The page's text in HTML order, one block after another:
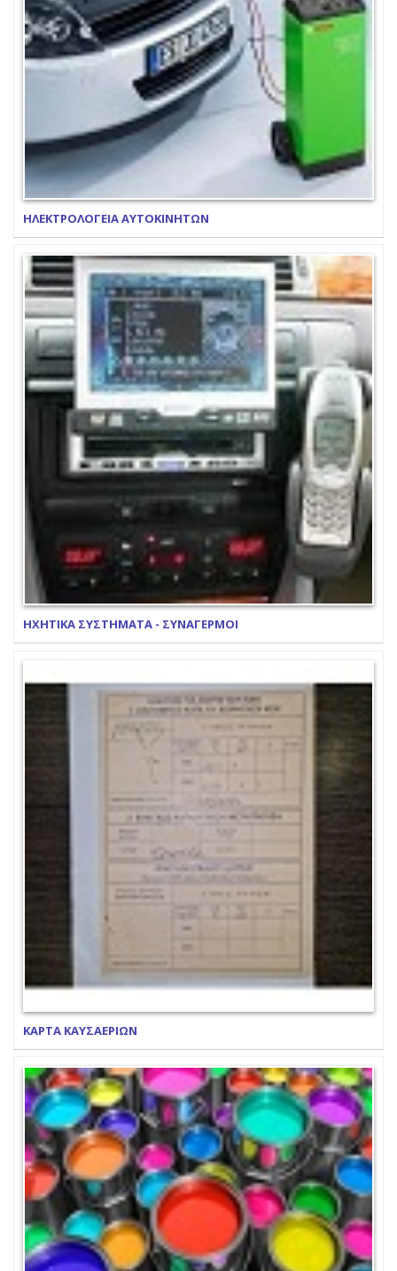
ΗΛΕΚΤΡΟΛΟΓΕΙΑ ΑΥΤΟΚΙΝΗΤΩΝ
ΗΧΗΤΙΚΑ ΣΥΣΤΗΜΑΤΑ - ΣΥΝΑΓΕΡΜΟΙ
ΚΑΡΤΑ ΚΑΥΣΑΕΡΙΩΝ